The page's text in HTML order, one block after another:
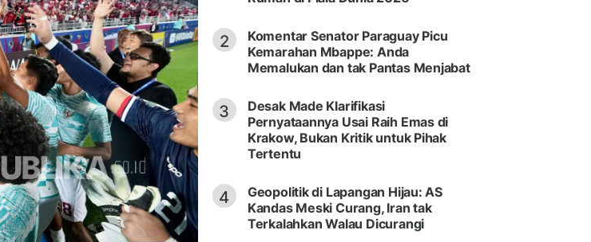
2
Komentar Senator Paraguay Picu
Kemarahan Mbappe: Anda
Memalukan dan tak Pantas Menjabat
3
Desak Made Klarifikasi
Pernyataannya Usai Raih Emas di
Krakow, Bukan Kritik untuk Pihak
Tertentu
4
Geopolitik di Lapangan Hijau: AS
Kandas Meski Curang, Iran tak
Terkalahkan Walau Dicurangi